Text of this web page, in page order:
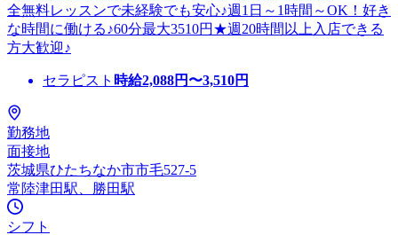
全無料レッスンで未経験でも安心♪週1日～1時間～OK！好き
な時間に働ける♪60分最大3510円★週20時間以上入店できる
方大歓迎♪
セラピスト 時給2,088円〜3,510円
勤務地
面接地
茨城県ひたちなか市市毛527-5
常陸津田駅、勝田駅
シフト